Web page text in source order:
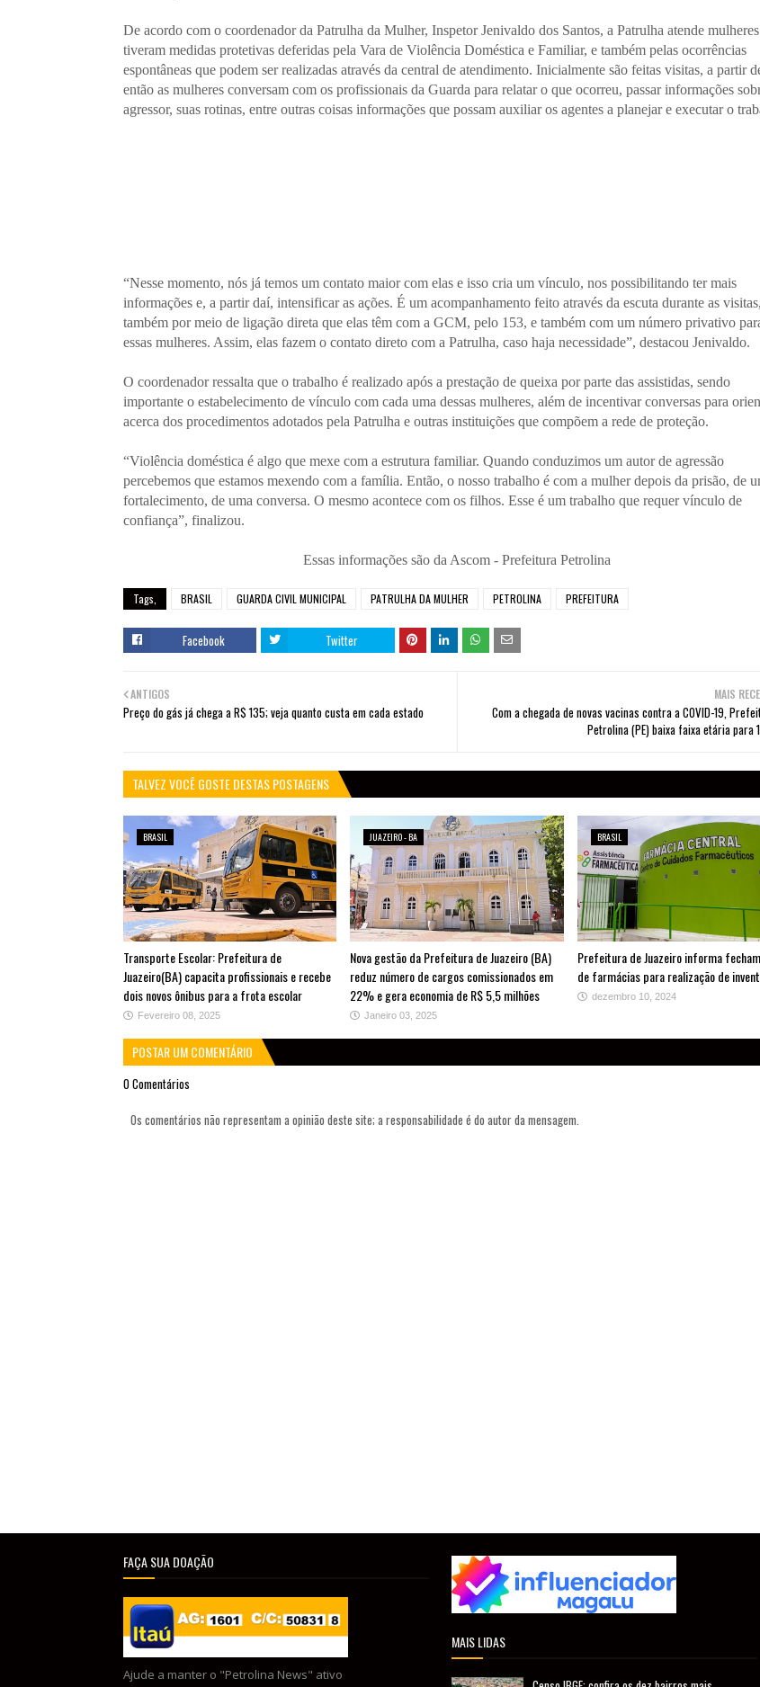
De acordo com o coordenador da Patrulha da Mulher, Inspetor Jenivaldo dos Santos, a Patrulha atende
tiveram medidas protetivas deferidas pela Vara de Violência Doméstica e Familiar, e também pelas ocorrências
espontâneas que podem ser realizadas através da central de atendimento. Inicialmente são feitas visitas, a partir
então as mulheres conversam com os profissionais da Guarda para relatar o que ocorreu, passar informações
agressor, suas rotinas, entre outras coisas informações que possam auxiliar os agentes a planejar e executar o
“Nesse momento, nós já temos um contato maior com elas e isso cria um vínculo, nos possibilitando ter mais
informações e, a partir daí, intensificar as ações. É um acompanhamento feito através da escuta durante as
também por meio de ligação direta que elas têm com a GCM, pelo 153, e também com um número privativo
essas mulheres. Assim, elas fazem o contato direto com a Patrulha, caso haja necessidade”, destacou Jenivaldo.
O coordenador ressalta que o trabalho é realizado após a prestação de queixa por parte das assistidas, sendo
importante o estabelecimento de vínculo com cada uma dessas mulheres, além de incentivar conversas para
acerca dos procedimentos adotados pela Patrulha e outras instituições que compõem a rede de proteção.
“Violência doméstica é algo que mexe com a estrutura familiar. Quando conduzimos um autor de agressão
percebemos que estamos mexendo com a família. Então, o nosso trabalho é com a mulher depois da prisão, de
fortalecimento, de uma conversa. O mesmo acontece com os filhos. Esse é um trabalho que requer vínculo de
confiança”, finalizou.
Essas informações são da Ascom - Prefeitura Petrolina
Tags, BRASIL GUARDA CIVIL MUNICIPAL PATRULHA DA MULHER PETROLINA PREFEITURA
Facebook Twitter
MAIS
Com a chegada de novas vacinas contra a COVID-19,
Petrolina (PE) baixa faixa etária para
ANTIGOS
Preço do gás já chega a R$ 135; veja quanto custa em cada estado
TALVEZ VOCÊ GOSTE DESTAS POSTAGENS
BRASIL
Transporte Escolar: Prefeitura de
Juazeiro(BA) capacita profissionais e recebe
dois novos ônibus para a frota escolar
Fevereiro 08, 2025
JUAZEIRO - BA
Nova gestão da Prefeitura de Juazeiro (BA)
reduz número de cargos comissionados em
22% e gera economia de R$ 5,5 milhões
Janeiro 03, 2025
BRASIL
Prefeitura de Juazeiro informa
de farmácias para realização de
dezembro 10, 2024
POSTAR UM COMENTÁRIO
0 Comentários
Os comentários não representam a opinião deste site; a responsabilidade é do autor da mensagem.
FAÇA SUA DOAÇÃO
Ajude a manter o "Petrolina News" ativo
MAIS LIDAS